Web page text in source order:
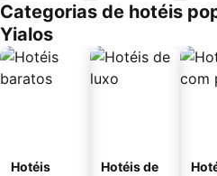
Categorias de hotéis
Yialos
Hotéis
Hotéis de